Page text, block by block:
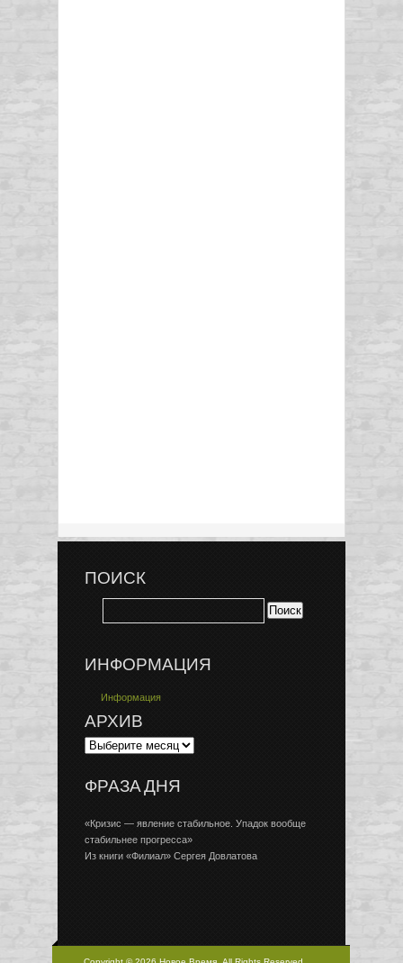
ПОИСК
ИНФОРМАЦИЯ
Информация
АРХИВ
ФРАЗА ДНЯ
«Кризис — явление стабильное. Упадок вообще
стабильнее прогресса»
Из книги «Филиал» Сергея Довлатова